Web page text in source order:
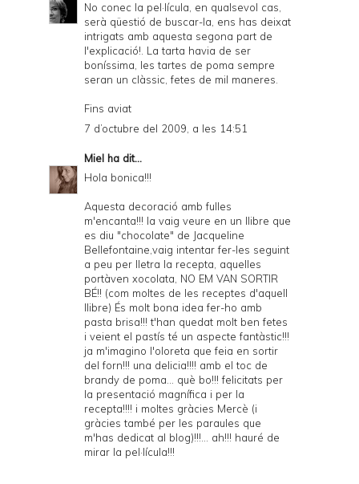
No conec la pel·lícula, en qualsevol cas,
serà qüestió de buscar-la, ens has deixat
intrigats amb aquesta segona part de
l'explicació!. La tarta havia de ser
boníssima, les tartes de poma sempre
seran un clàssic, fetes de mil maneres.
Fins aviat
7 d’octubre del 2009, a les 14:51
Miel ha dit...
Hola bonica!!!
Aquesta decoració amb fulles
m'encanta!!! la vaig veure en un llibre que
es diu "chocolate" de Jacqueline
Bellefontaine,vaig intentar fer-les seguint
a peu per lletra la recepta, aquelles
portàven xocolata, NO EM VAN SORTIR
BÉ!! (com moltes de les receptes d'aquell
llibre) És molt bona idea fer-ho amb
pasta brisa!!! t'han quedat molt ben fetes
i veient el pastís té un aspecte fantàstic!!!
ja m'imagino l'oloreta que feia en sortir
del forn!!! una delicia!!!! amb el toc de
brandy de poma... què bo!!! felicitats per
la presentació magnífica i per la
recepta!!!! i moltes gràcies Mercè (i
gràcies també per les paraules que
m'has dedicat al blog)!!!... ah!!! hauré de
mirar la pel·lícula!!!